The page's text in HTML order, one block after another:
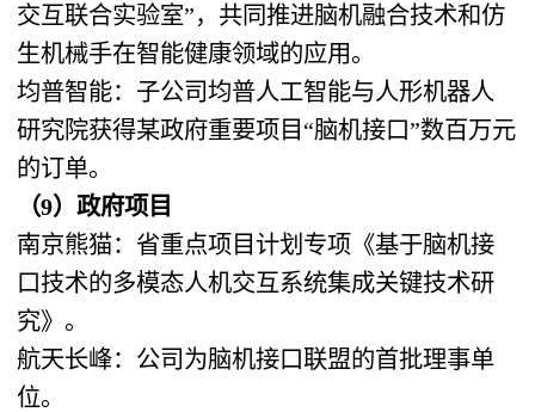
交互联合实验室”，共同推进脑机融合技术和仿
生机械手在智能健康领域的应用。
均普智能：子公司均普人工智能与人形机器人
研究院获得某政府重要项目“脑机接口”数百万元
的订单。
（9）政府项目
南京熊猫：省重点项目计划专项《基于脑机接
口技术的多模态人机交互系统集成关键技术研
究》。
航天长峰：公司为脑机接口联盟的首批理事单
位。